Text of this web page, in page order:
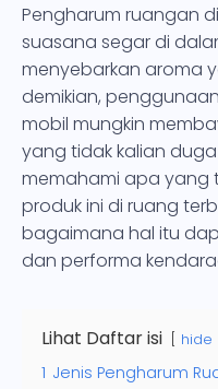
Pengharum ruangan
suasana segar di
menyebarkan aroma
demikian,
mobil mungkin
yang tidak kalian
memahami apa yang
produk ini di ruang
bagaimana hal itu
dan performa
Lihat Daftar isi hide
1 Jenis Pengharum